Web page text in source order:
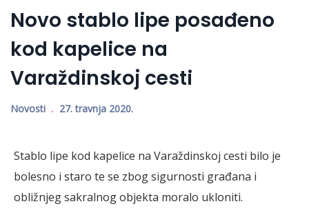
Novo stablo lipe posađeno
kod kapelice na
Varaždinskoj cesti
Novosti 27. travnja 2020.
Stablo lipe kod kapelice na Varaždinskoj cesti bilo je
bolesno i staro te se zbog sigurnosti građana i
obližnjeg sakralnog objekta moralo ukloniti.